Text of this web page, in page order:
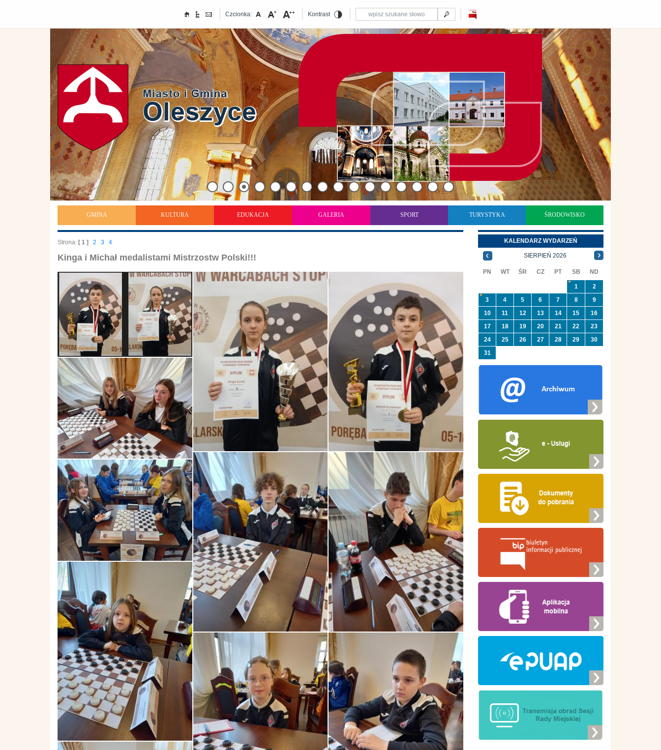
Czcionka: Kontrast
GMINA KULTURA EDUKACJA GALERIA SPORT TURYSTYKA ŚRODOWISKO
Strona: [ 1 ] 2 3 4
Kinga i Michał medalistami Mistrzostw Polski!!!
KALENDARZ WYDARZEŃ
SIERPIEŃ 2026
PN WT ŚR CZ PT SB ND
1
2
3
4 5 6 7 8
9
10
11 12 13 14 15
16
17
18 19 20 21 22
23
24
25 26 27 28 29
30
31